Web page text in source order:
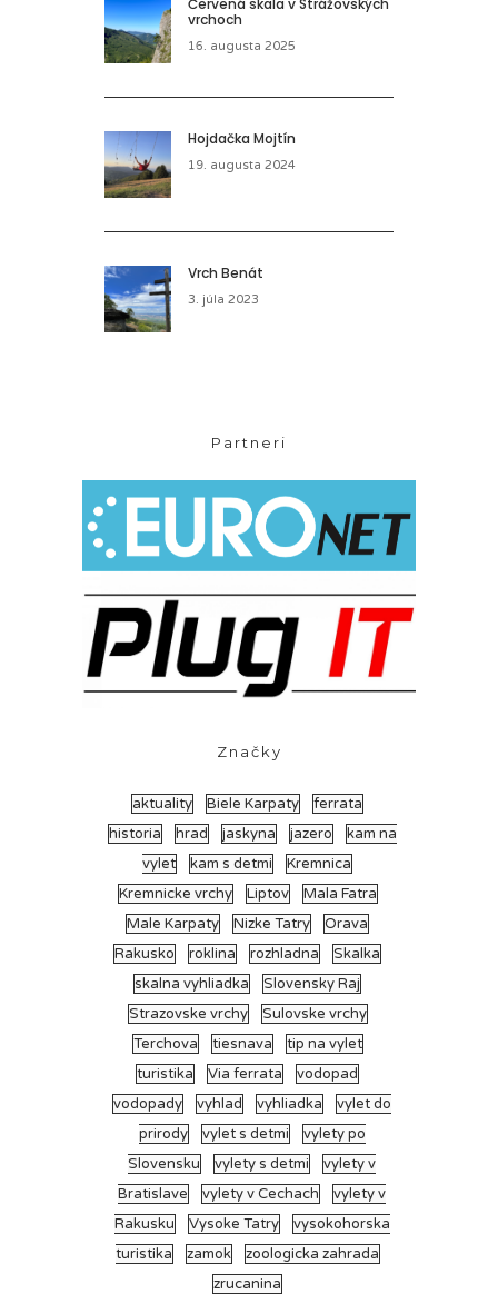
Červená skala v Strážovských
vrchoch
16. augusta 2025
Hojdačka Mojtín
19. augusta 2024
Vrch Benát
3. júla 2023
Partneri
Značky
aktuality Biele Karpaty
ferrata
historia
hrad jaskyna jazero
kam na
vylet
kam s detmi
Kremnica
Kremnicke vrchy
Liptov
Mala Fatra
Male Karpaty
Nizke Tatry
Orava
Rakusko
roklina rozhladna
Skalka
skalna vyhliadka
Slovensky Raj
Strazovske vrchy
Sulovske vrchy
Terchova
tiesnava
tip na vylet
turistika
Via ferrata
vodopad
vodopady
vyhlad vyhliadka
vylet do
prirody
vylet s detmi
vylety po
Slovensku
vylety s detmi
vylety v
Bratislave
vylety v Cechach
vylety v
Rakusku
Vysoke Tatry
vysokohorska
turistika
zamok
zoologicka zahrada
zrucanina